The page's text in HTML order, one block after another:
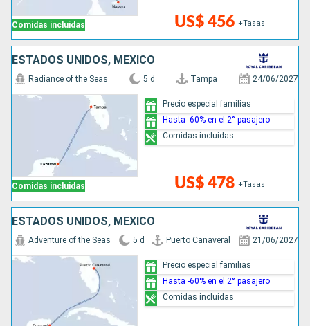
Comidas incluidas US$ 456 +Tasas
ESTADOS UNIDOS, MÉXICO
Comidas incluidas
Radiance of the Seas 5 d Tampa 24/06/2027
US$ 478 +Tasas
Precio especial familias
Hasta -60% en el 2° pasajero
Comidas incluidas
ESTADOS UNIDOS, MÉXICO
Adventure of the Seas 5 d Puerto Canaveral 21/06/2027
Precio especial familias
Hasta -60% en el 2° pasajero
Comidas incluidas